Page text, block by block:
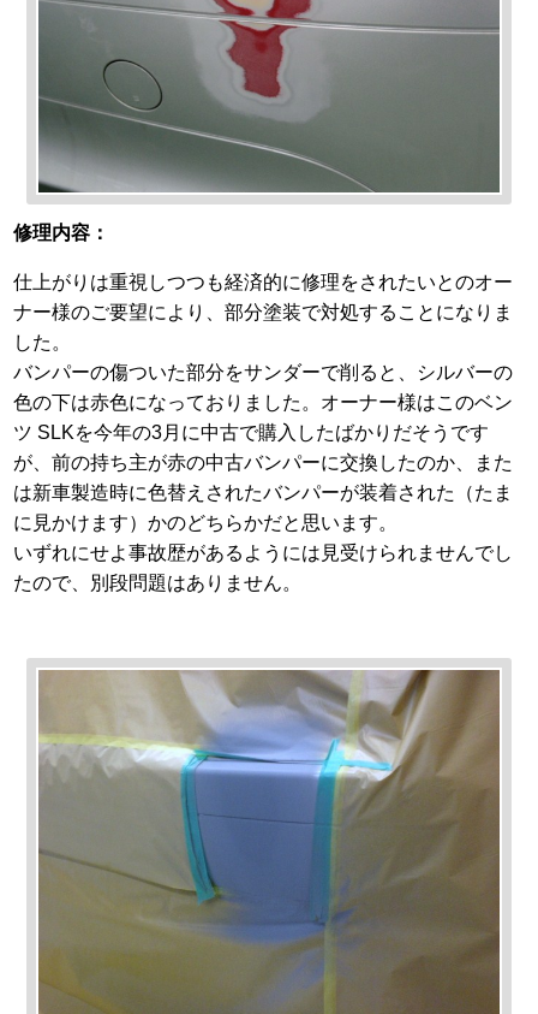
修理内容：
仕上がりは重視しつつも経済的に修理をされたいとのオー
ナー様のご要望により、部分塗装で対処することになりま
した。
バンパーの傷ついた部分をサンダーで削ると、シルバーの
色の下は赤色になっておりました。オーナー様はこのベン
ツ SLKを今年の3月に中古で購入したばかりだそうです
が、前の持ち主が赤の中古バンパーに交換したのか、また
は新車製造時に色替えされたバンパーが装着された（たま
に見かけます）かのどちらかだと思います。
いずれにせよ事故歴があるようには見受けられませんでし
たので、別段問題はありません。